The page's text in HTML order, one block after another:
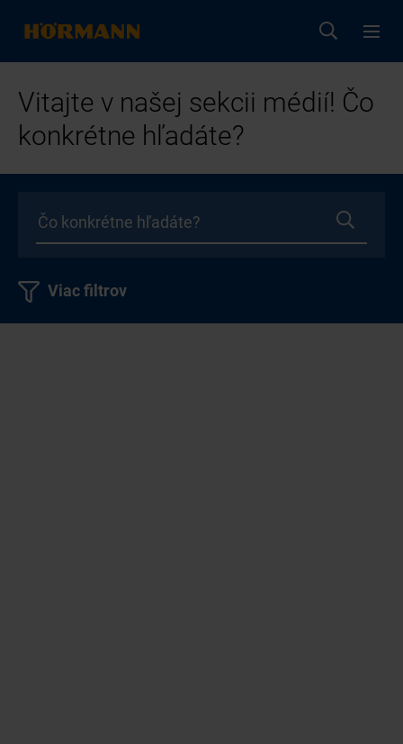
Vitajte v našej sekcii médií! Čo
konkrétne hľadáte?
Viac filtrov